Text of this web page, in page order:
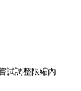
試調整限縮內